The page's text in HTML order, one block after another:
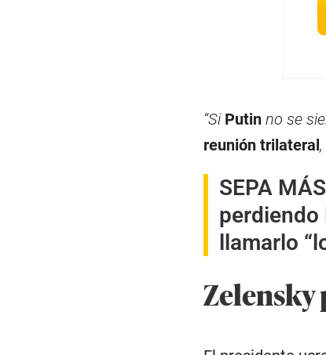
“Si Putin no se
reunión trilateral
SEPA
perdiendo
llamarlo
Zelensky